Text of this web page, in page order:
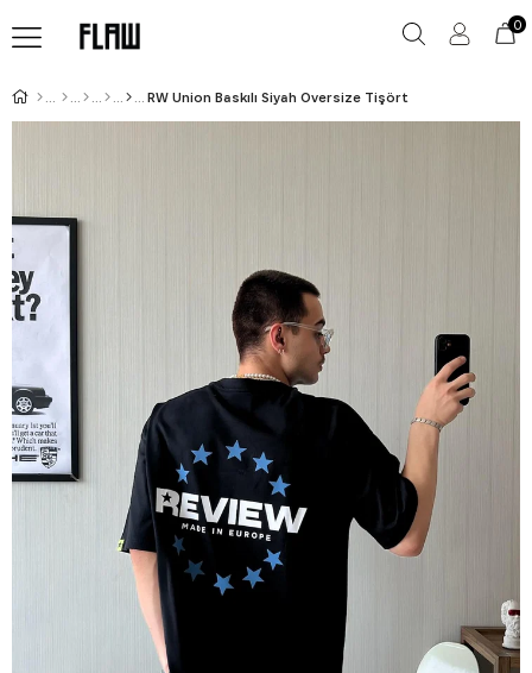
0
RW Union Baskılı Siyah Oversize Tişört